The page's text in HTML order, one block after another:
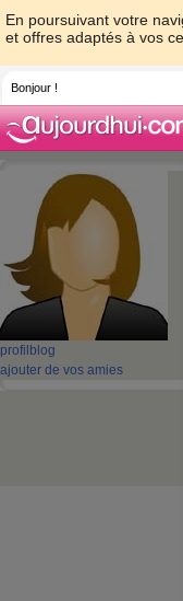
En poursuivant votre
et offres adaptés à vos
Bonjour !
profil blog
ajouter de vos amies